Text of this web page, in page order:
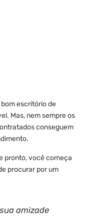
escritório de
Mas, nem sempre os
conseguem
pronto, você começa
procurar por um
amizade